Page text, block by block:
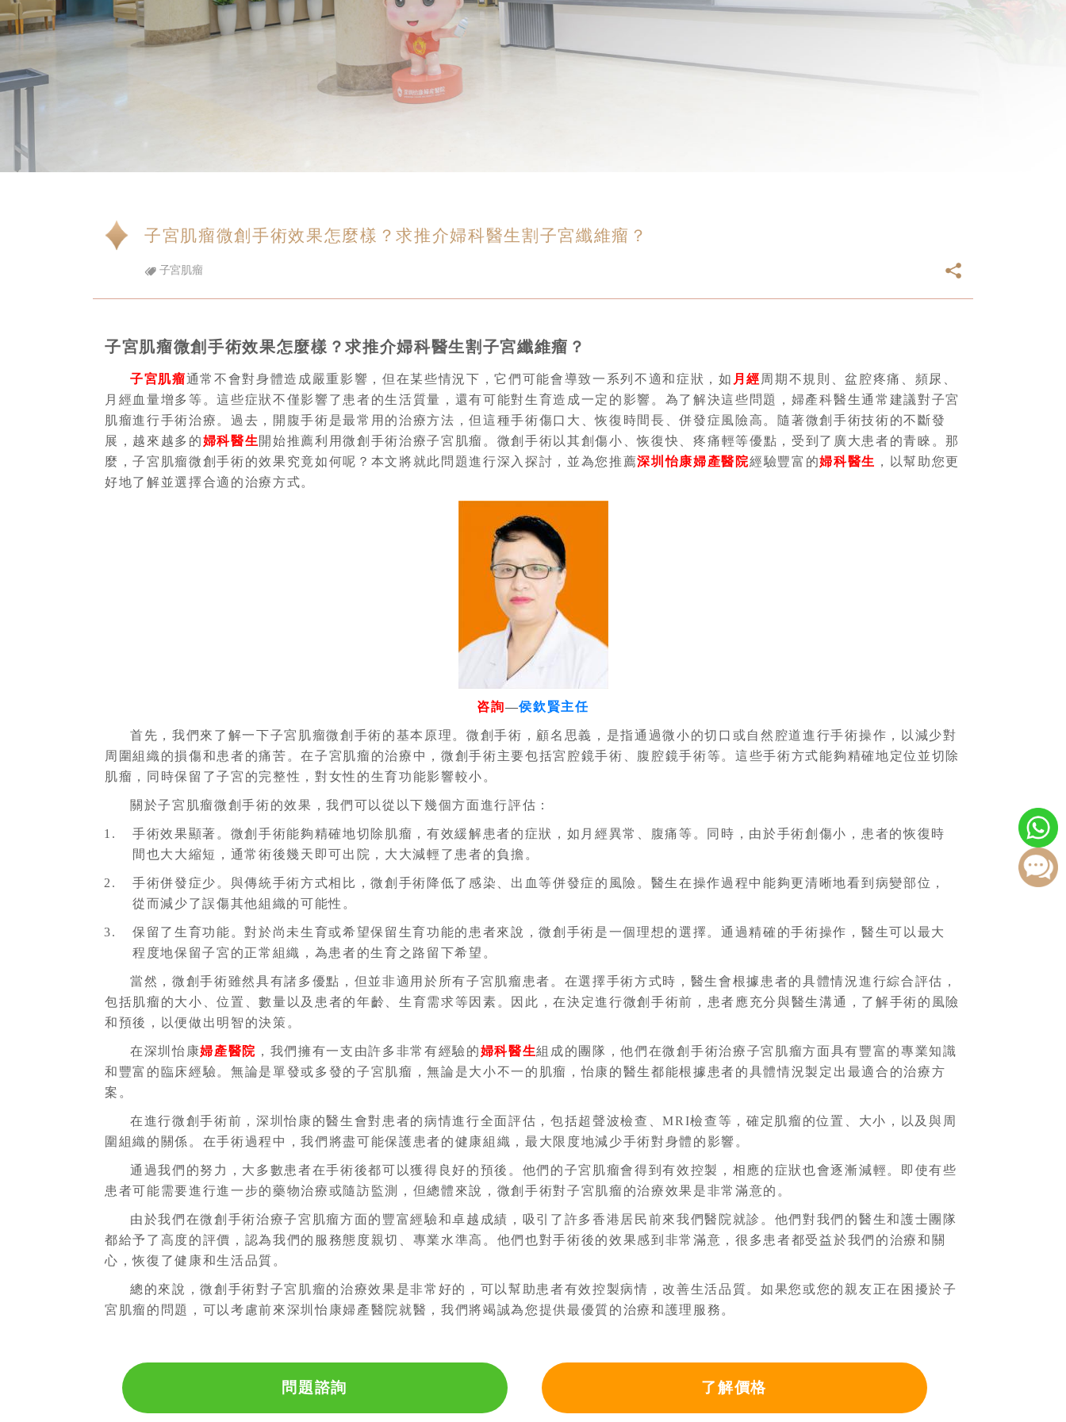
子宮肌瘤微創手術效果怎麼樣？求推介婦科醫生割子宮纖維瘤？
子宮肌瘤
子宮肌瘤微創手術效果怎麼樣？求推介婦科醫生割子宮纖維瘤？
子宮肌瘤通常不會對身體造成嚴重影響，但在某些情況下，它們可能會導致一系列不適和症狀，如 月經 周期不規則、盆腔疼痛、頻尿、
月經血量增多等。這些症狀不僅影響了患者的生活質量，還有可能對生育造成一定的影響。為了解決這些問題，婦產科醫生通常建議對子宮
肌瘤進行手術治療。過去，開腹手術是最常用的治療方法，但這種手術傷口大、恢復時間長、併發症風險高。隨著微創手術技術的不斷發
展，越來越多的婦科醫生 開始推薦利用微創手術治療子宮肌瘤。微創手術以其創傷小、恢復快、疼痛輕等優點，受到了廣大患者的青睞。那
麼，子宮肌瘤微創手術的效果究竟如何呢？本文將就此問題進行深入探討，並為您推薦深圳怡康婦產醫院經驗豐富的婦科醫生 ，以幫助您更
好地了解並選擇合適的治療方式。
咨詢—侯欽賢主任
首先，我們來了解一下子宮肌瘤微創手術的基本原理。微創手術，顧名思義，是指通過微小的切口或自然腔道進行手術操作，以減少對
周圍組織的損傷和患者的痛苦。在子宮肌瘤的治療中，微創手術主要包括宮腔鏡手術、腹腔鏡手術等。這些手術方式能夠精確地定位並切除
肌瘤，同時保留了子宮的完整性，對女性的生育功能影響較小。
關於子宮肌瘤微創手術的效果，我們可以從以下幾個方面進行評估：
手術效果顯著。微創手術能夠精確地切除肌瘤，有效緩解患者的症狀，如月經異常、腹痛等。同時，由於手術創傷小，患者的恢復時
間也大大縮短，通常術後幾天即可出院，大大減輕了患者的負擔。
手術併發症少。與傳統手術方式相比，微創手術降低了感染、出血等併發症的風險。醫生在操作過程中能夠更清晰地看到病變部位，
從而減少了誤傷其他組織的可能性。
保留了生育功能。對於尚未生育或希望保留生育功能的患者來說，微創手術是一個理想的選擇。通過精確的手術操作，醫生可以最大
程度地保留子宮的正常組織，為患者的生育之路留下希望。
當然，微創手術雖然具有諸多優點，但並非適用於所有子宮肌瘤患者。在選擇手術方式時，醫生會根據患者的具體情況進行綜合評估，
包括肌瘤的大小、位置、數量以及患者的年齡、生育需求等因素。因此，在決定進行微創手術前，患者應充分與醫生溝通，了解手術的風險
和預後，以便做出明智的決策。
在深圳怡康婦產醫院 ，我們擁有一支由許多非常有經驗的婦科醫生組成的團隊，他們在微創手術治療子宮肌瘤方面具有豐富的專業知識
和豐富的臨床經驗。無論是單發或多發的子宮肌瘤，無論是大小不一的肌瘤，怡康的醫生都能根據患者的具體情況製定出最適合的治療方
案。
在進行微創手術前，深圳怡康的醫生會對患者的病情進行全面評估，包括超聲波檢查、MRI檢查等，確定肌瘤的位置、大小，以及與周
圍組織的關係。在手術過程中，我們將盡可能保護患者的健康組織，最大限度地減少手術對身體的影響。
通過我們的努力，大多數患者在手術後都可以獲得良好的預後。他們的子宮肌瘤會得到有效控製，相應的症狀也會逐漸減輕。即使有些
患者可能需要進行進一步的藥物治療或隨訪監測，但總體來說，微創手術對子宮肌瘤的治療效果是非常滿意的。
由於我們在微創手術治療子宮肌瘤方面的豐富經驗和卓越成績，吸引了許多香港居民前來我們醫院就診。他們對我們的醫生和護士團隊
都給予了高度的評價，認為我們的服務態度親切、專業水準高。他們也對手術後的效果感到非常滿意，很多患者都受益於我們的治療和關
心，恢復了健康和生活品質。
總的來說，微創手術對子宮肌瘤的治療效果是非常好的，可以幫助患者有效控製病情，改善生活品質。如果您或您的親友正在困擾於子
宮肌瘤的問題，可以考慮前來深圳怡康婦產醫院就醫，我們將竭誠為您提供最優質的治療和護理服務。
問題諮詢 了解價格